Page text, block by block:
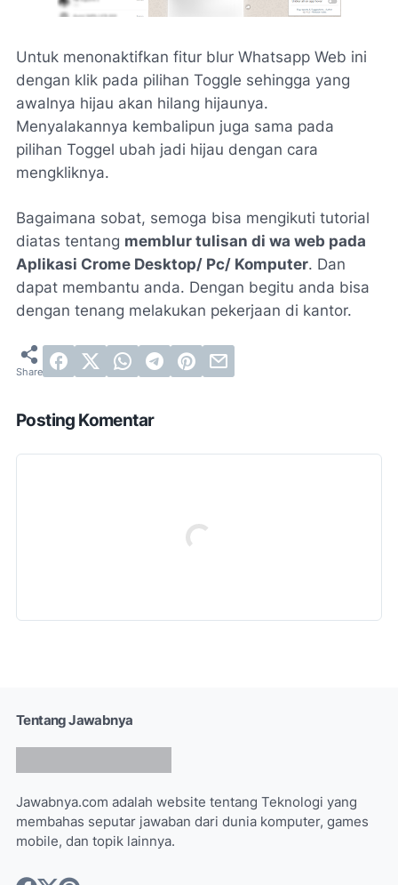
Untuk menonaktifkan fitur blur Whatsapp Web ini
dengan klik pada pilihan Toggle sehingga yang
awalnya hijau akan hilang hijaunya.
Menyalakannya kembalipun juga sama pada
pilihan Toggel ubah jadi hijau dengan cara
mengkliknya.
Bagaimana sobat, semoga bisa mengikuti tutorial
diatas tentang memblur tulisan di wa web pada
Aplikasi Crome Desktop/ Pc/ Komputer. Dan
dapat membantu anda. Dengan begitu anda bisa
dengan tenang melakukan pekerjaan di kantor.
Posting Komentar
Tentang Jawabnya
Jawabnya.com adalah website tentang Teknologi yang
membahas seputar jawaban dari dunia komputer, games
mobile, dan topik lainnya.